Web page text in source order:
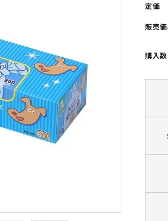
定価
販売
購入数